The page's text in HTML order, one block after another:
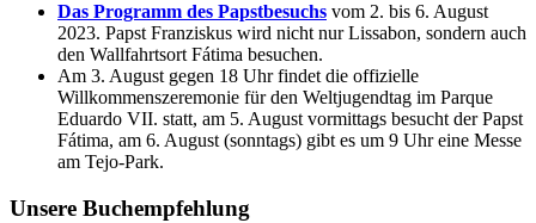
Das Programm des Papstbesuchs vom 2. bis 6. August
2023. Papst Franziskus wird nicht nur Lissabon, sondern auch
den Wallfahrtsort Fátima besuchen.
Am 3. August gegen 18 Uhr findet die offizielle
Willkommenszeremonie für den Weltjugendtag im Parque
Eduardo VII. statt, am 5. August vormittags besucht der Papst
Fátima, am 6. August (sonntags) gibt es um 9 Uhr eine Messe
am Tejo-Park.
Unsere Buchempfehlung